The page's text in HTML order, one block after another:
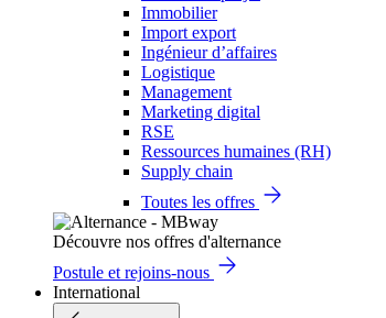
Immobilier
Import export
Ingénieur d’affaires
Logistique
Management
Marketing digital
RSE
Ressources humaines (RH)
Supply chain
Toutes les offres
Découvre nos offres d'alternance
Postule et rejoins-nous
International